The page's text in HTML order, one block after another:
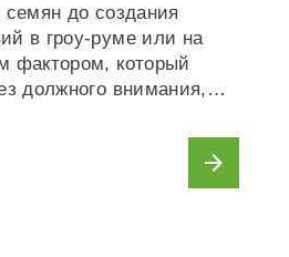
семян до создания
в гроу-руме или на
фактором, который
должного внимания,…
arrow_forward